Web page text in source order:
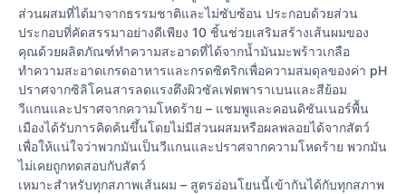
ส่วนผสมที่ได้มาจากธรรมชาติและไม่ซับซ้อน ประกอบด้วยส่วน
ประกอบที่คัดสรรมาอย่างดีเพียง 10 ชิ้นช่วยเสริมสร้างเส้นผมของ
คุณด้วยผลิตภัณฑ์ทำความสะอาดที่ได้จากน้ำมันมะพร้าวเกลือ
ทำความสะอาดเกรดอาหารและกรดซิตริกเพื่อความสมดุลของค่า pH
ปราศจากซิลิโคนสารลดแรงตึงผิวซัลเฟตพาราเบนและสีย้อม
วีแกนและปราศจากความโหดร้าย – แชมพูและคอนดิชันเนอร์พื้น
เมืองได้รับการคิดค้นขึ้นโดยไม่มีส่วนผสมหรือผลพลอยได้จากสัตว์
เพื่อให้แน่ใจว่าพวกมันเป็นวีแกนและปราศจากความโหดร้าย พวกมัน
ไม่เคยถูกทดสอบกับสัตว์
เหมาะสำหรับทุกสภาพเส้นผม – สูตรอ่อนโยนนี้เข้ากันได้กับทุกสภาพ